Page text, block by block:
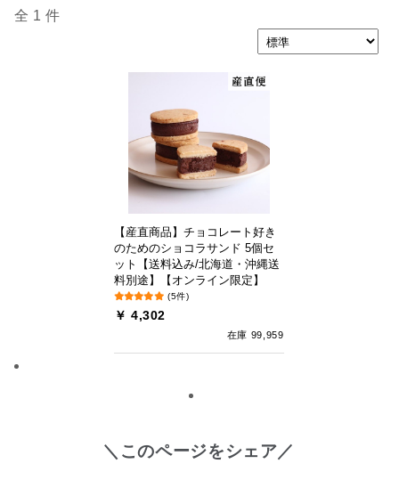
全 1 件
【産直商品】チョコレート好き
のためのショコラサンド 5個セ
ット【送料込み/北海道・沖縄送
料別途】【オンライン限定】
(5件)
￥ 4,302
在庫 99,959
＼このページをシェア／